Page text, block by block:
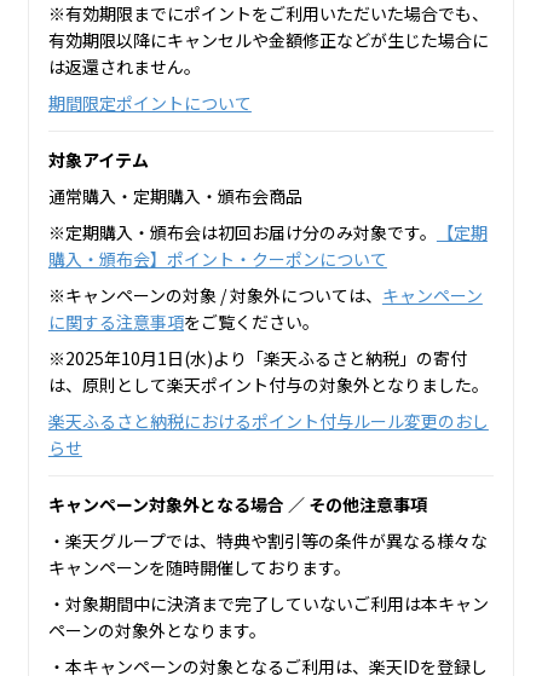
※有効期限までにポイントをご利用いただいた場合でも、
有効期限以降にキャンセルや金額修正などが生じた場合に
は返還されません。
期間限定ポイントについて
対象アイテム
通常購入・定期購入・頒布会商品
※定期購入・頒布会は初回お届け分のみ対象です。
【定期
購入・頒布会】ポイント・クーポンについて
※キャンペーンの対象 / 対象外については、 キャンペーン
に関する注意事項をご覧ください。
※2025年10月1日(水)より「楽天ふるさと納税」の寄付
は、原則として楽天ポイント付与の対象外となりました。
楽天ふるさと納税におけるポイント付与ルール変更のおし
らせ
キャンペーン対象外となる場合 ／ その他注意事項
・楽天グループでは、特典や割引等の条件が異なる様々な
キャンペーンを随時開催しております。
・対象期間中に決済まで完了していないご利用は本キャン
ペーンの対象外となります。
・本キャンペーンの対象となるご利用は、楽天IDを登録し